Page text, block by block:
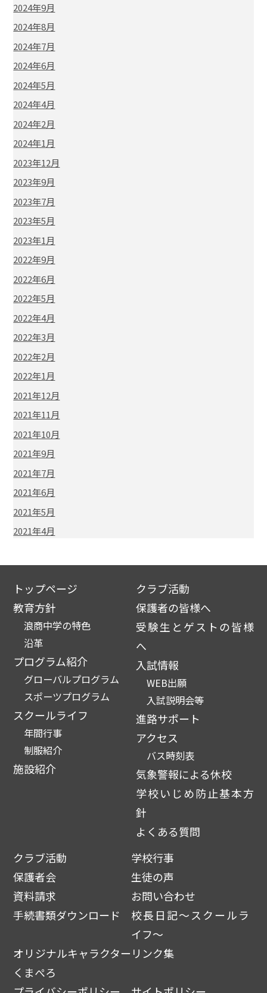
2024年9月
2024年8月
2024年7月
2024年6月
2024年5月
2024年4月
2024年2月
2024年1月
2023年12月
2023年9月
2023年7月
2023年5月
2023年1月
2022年9月
2022年6月
2022年5月
2022年4月
2022年3月
2022年2月
2022年1月
2021年12月
2021年11月
2021年10月
2021年9月
2021年7月
2021年6月
2021年5月
2021年4月
トップページ
教育方針
浪商中学の特色
沿革
プログラム紹介
グローバルプログラム
スポーツプログラム
スクールライフ
年間行事
制服紹介
施設紹介
クラブ活動
保護者の皆様へ
受験生とゲストの皆様
へ
入試情報
WEB出願
入試説明会等
進路サポート
アクセス
バス時刻表
気象警報による休校
学校いじめ防止基本方
針
よくある質問
クラブ活動
学校行事
保護者会
生徒の声
資料請求
お問い合わせ
手続書類ダウンロード
校長日記～スクールラ
イフ～
オリジナルキャラクター
くまぺろ
リンク集